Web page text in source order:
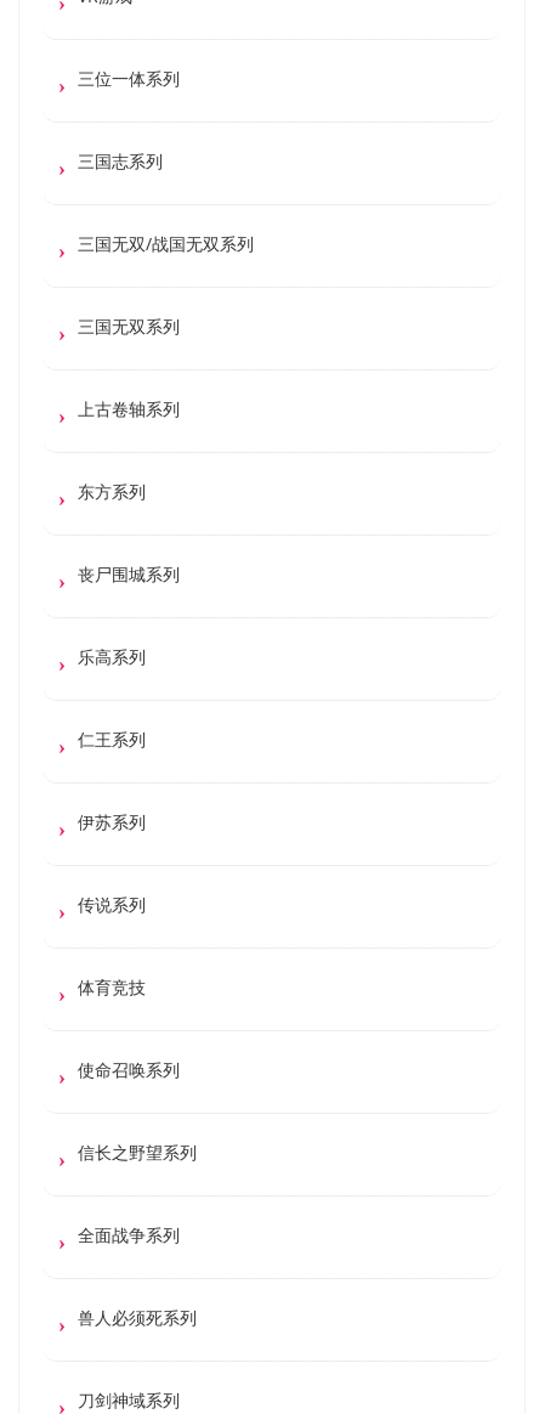
三位一体系列
三国志系列
三国无双/战国无双系列
三国无双系列
上古卷轴系列
东方系列
丧尸围城系列
乐高系列
仁王系列
伊苏系列
传说系列
体育竞技
使命召唤系列
信长之野望系列
全面战争系列
兽人必须死系列
刀剑神域系列